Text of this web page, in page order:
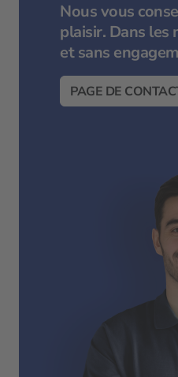
Nous vous
plaisir. Dans les
et sans
PAGE DE